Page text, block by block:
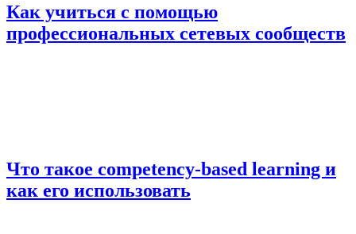
Как учиться с помощью
профессиональных сетевых сообществ
Что такое competency-based learning и
как его использовать